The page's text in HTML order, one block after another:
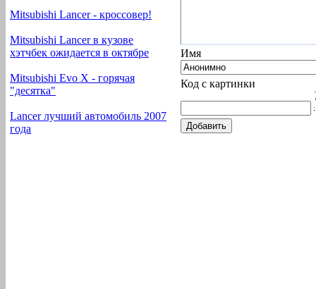
Mitsubishi Lancer - кроссовер!
Mitsubishi Lancer в кузове
хэтчбек ожидается в октябре
Mitsubishi Evo X - горячая
"десятка"
Lancer лучший автомобиль 2007
года
Имя
Код с картинки